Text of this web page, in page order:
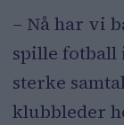
– Nå har vi
spille fotball
sterke
klubbleder